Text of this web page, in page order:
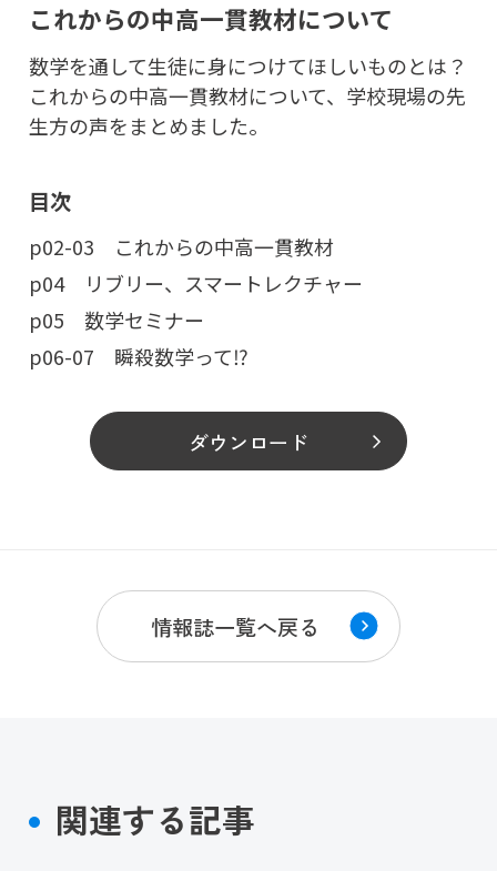
これからの中高一貫教材について
数学を通して生徒に身につけてほしいものとは？
これからの中高一貫教材について、学校現場の先
生方の声をまとめました。
目次
p02-03 これからの中高一貫教材
p04 リブリー、スマートレクチャー
p05 数学セミナー
p06-07 瞬殺数学って⁉
ダウンロード
情報誌一覧へ戻る
関連する記事